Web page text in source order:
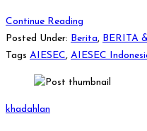
Continue Reading
Posted Under: Berita, BERITA
Tags AIESEC, AIESEC
khadahlan